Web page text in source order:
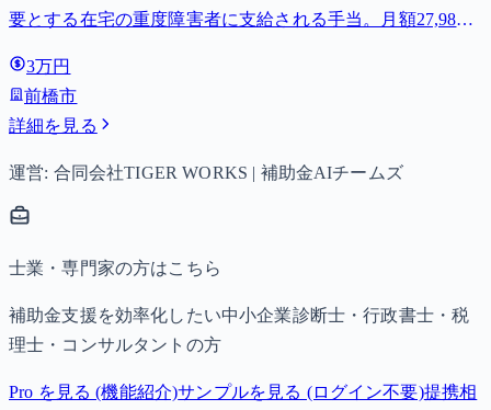
要とする在宅の重度障害者に支給される手当。月額27,980
3万円
前橋市
詳細を見る
運営: 合同会社TIGER WORKS | 補助金AIチームズ
士業・専門家の方はこちら
補助金支援を効率化したい中小企業診断士・行政書士・税
理士・コンサルタントの方
Pro を見る (機能紹介)サンプルを見る (ログイン不要)提携相